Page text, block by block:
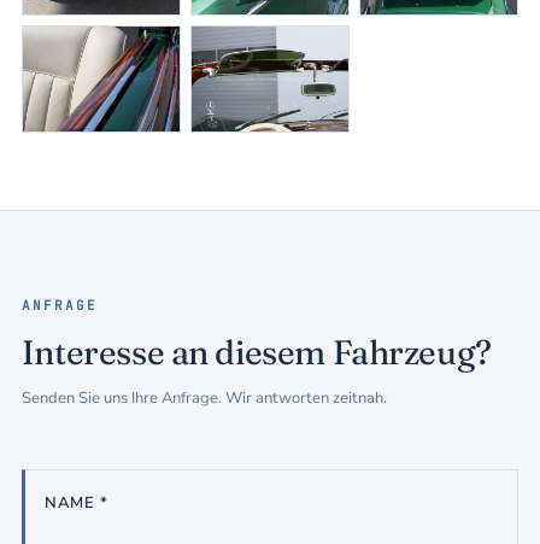
ANFRAGE
Interesse an diesem Fahrzeug?
Senden Sie uns Ihre Anfrage. Wir antworten zeitnah.
NAME *